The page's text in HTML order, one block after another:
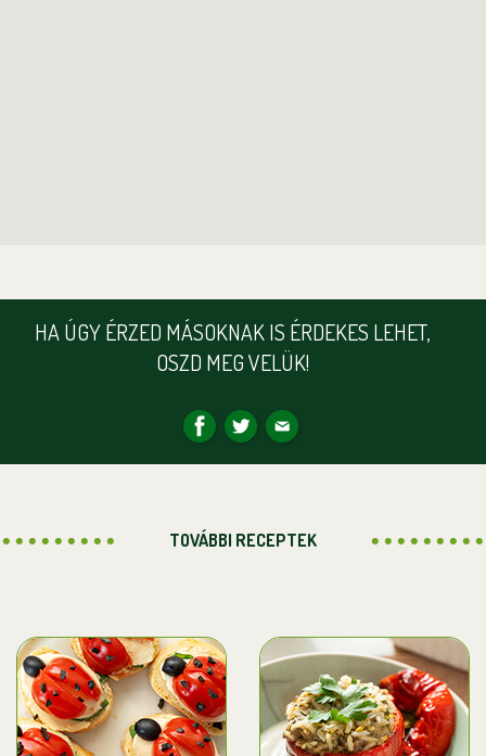
HA ÚGY ÉRZED MÁSOKNAK IS ÉRDEKES LEHET,
OSZD MEG VELÜK!
TOVÁBBI RECEPTEK